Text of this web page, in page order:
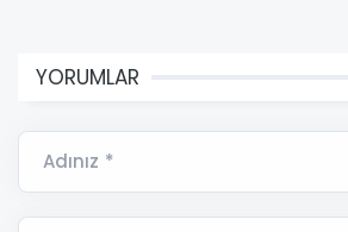
YORUMLAR
Adınız *